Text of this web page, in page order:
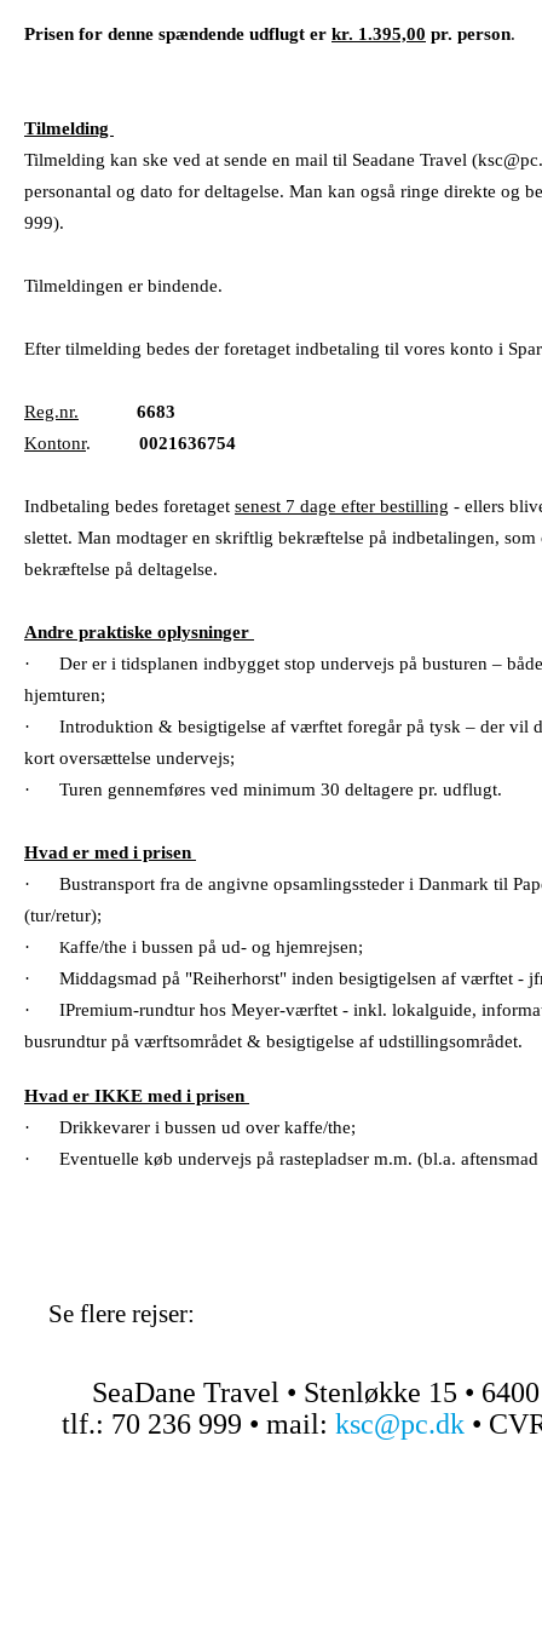
Prisen for denne spændende udflugt er kr. 1.395,00 pr. person.
Tilmelding
Tilmelding kan ske ved at sende en mail til Seadane Travel
personantal og dato for deltagelse. Man kan også ringe direkte og
999).
Tilmeldingen er bindende.
Efter tilmelding bedes der foretaget indbetaling til vores konto i
Reg.nr.
6683
Kontonr. 0021636754
Indbetaling bedes foretaget senest 7 dage efter bestilling - ellers
slettet. Man modtager en skriftlig bekræftelse på indbetalingen, som
bekræftelse på deltagelse.
Andre praktiske oplysninger
·
Der er i tidsplanen indbygget stop undervejs på busturen –
hjemturen;
·
Introduktion & besigtigelse af værftet foregår på tysk – der vil
kort oversættelse undervejs;
·
Turen gennemføres ved minimum 30 deltagere pr. udflugt.
Hvad er med i prisen
·
Bustransport fra de angivne opsamlingssteder i Danmark til
(tur/retur);
· Kaffe/the i bussen på ud- og hjemrejsen;
·
Middagsmad på "Reiherhorst" inden besigtigelsen af værftet -
·
IPremium-rundtur hos Meyer-værftet - inkl. lokalguide,
busrundtur på værftsområdet & besigtigelse af udstillingsområdet.
Hvad er IKKE med i prisen
·
Drikkevarer i bussen ud over kaffe/the;
·
Eventuelle køb undervejs på rastepladser m.m. (bl.a.
Se flere rejser:
SeaDane Travel • Stenløkke 15 •
tlf.: 70 236 999 • mail: ksc@pc.dk•